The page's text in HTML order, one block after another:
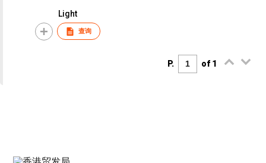
Light
查询
P. of 1